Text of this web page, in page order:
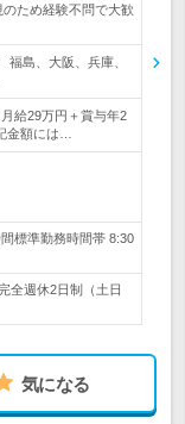
ため経験不問で大歓
福島、大阪、兵庫、
給29万円＋賞与年2
金額には…
標準勤務時間帯 8:30
全週休2日制（土日
気になる